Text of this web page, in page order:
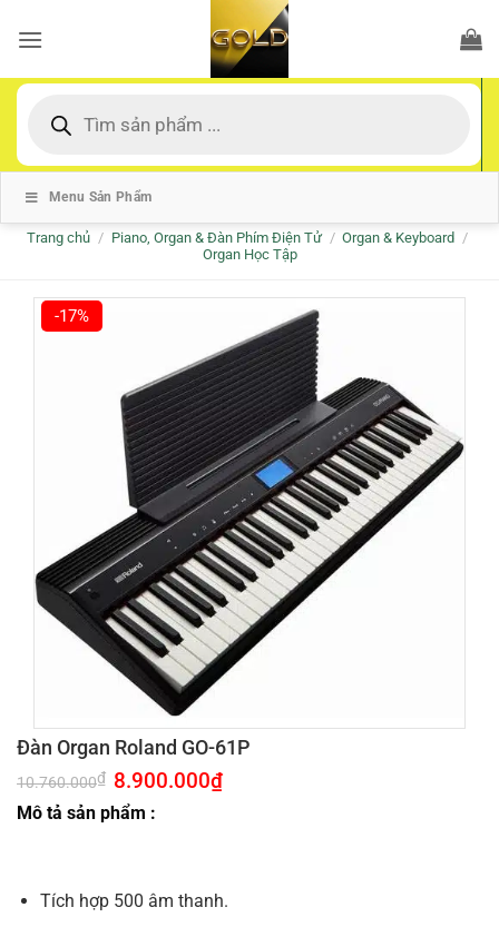
qua
dung
kiếm
Menu Sản Phẩm
Trang chủ / Piano, Organ & Đàn Phím Điện Tử / Organ & Keyboard /
Organ Học Tập
-17%
Đàn Organ Roland GO-61P
10.760.000₫ Giá
gốc
là:
10.760.000₫.
8.900.000₫Giá
Mô tả sản phẩm :
Tích hợp 500 âm thanh.